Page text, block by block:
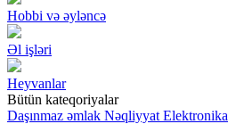
Hobbi və əyləncə
Əl işləri
Heyvanlar
Bütün kateqoriyalar
Daşınmaz əmlak Nəqliyyat Elektronika